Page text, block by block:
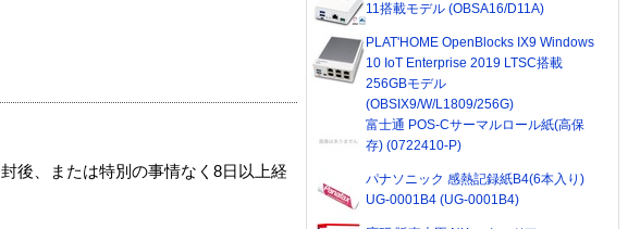
後、または特別の事情なく8日以上経
11搭載モデル (OBSA16/D11A)
PLAT'HOME OpenBlocks IX9 Windows
10 IoT Enterprise 2019 LTSC搭載
256GBモデル
(OBSIX9/W/L1809/256G)
富士通 POS-Cサーマルロール紙(高保
存) (0722410-P)
パナソニック 感熱記録紙B4(6本入り)
UG-0001B4 (UG-0001B4)